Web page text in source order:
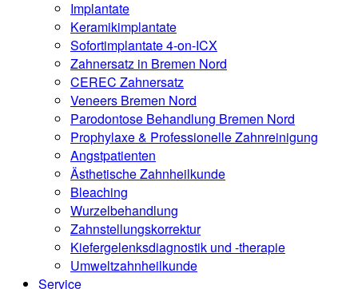
Implantate
Keramikimplantate
Sofortimplantate 4-on-ICX
Zahnersatz in Bremen Nord
CEREC Zahnersatz
Veneers Bremen Nord
Parodontose Behandlung Bremen Nord
Prophylaxe & Professionelle Zahnreinigung
Angstpatienten
Ästhetische Zahnheilkunde
Bleaching
Wurzelbehandlung
Zahnstellungskorrektur
Kiefergelenksdiagnostik und -therapie
Umweltzahnheilkunde
Service